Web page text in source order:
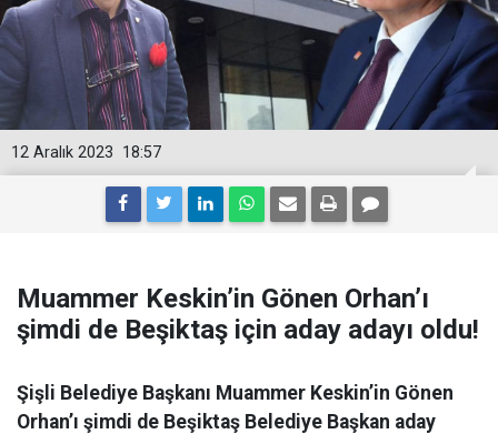
18:57
12 Aralık 2023
Muammer Keskin’in Gönen Orhan’ı
şimdi de Beşiktaş için aday adayı oldu!
Şişli Belediye Başkanı Muammer Keskin’in Gönen
Orhan’ı şimdi de Beşiktaş Belediye Başkan aday